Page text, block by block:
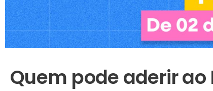
Quem pode aderir ao